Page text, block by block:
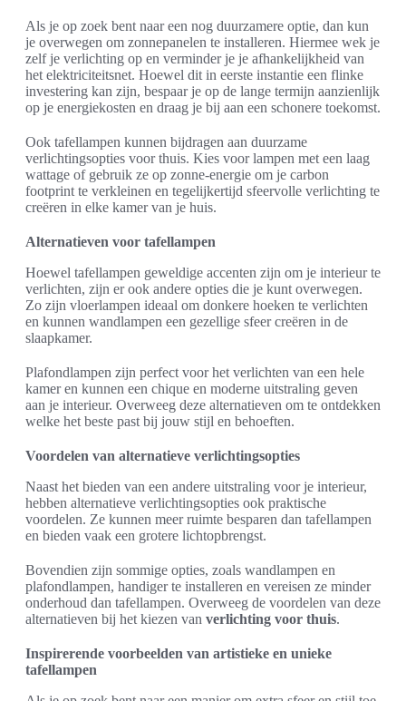
Als je op zoek bent naar een nog duurzamere optie, dan kun
je overwegen om zonnepanelen te installeren. Hiermee wek je
zelf je verlichting op en verminder je je afhankelijkheid van
het elektriciteitsnet. Hoewel dit in eerste instantie een flinke
investering kan zijn, bespaar je op de lange termijn aanzienlijk
op je energiekosten en draag je bij aan een schonere toekomst.
Ook tafellampen kunnen bijdragen aan duurzame
verlichtingsopties voor thuis. Kies voor lampen met een laag
wattage of gebruik ze op zonne-energie om je carbon
footprint te verkleinen en tegelijkertijd sfeervolle verlichting te
creëren in elke kamer van je huis.
Alternatieven voor tafellampen
Hoewel tafellampen geweldige accenten zijn om je interieur te
verlichten, zijn er ook andere opties die je kunt overwegen.
Zo zijn vloerlampen ideaal om donkere hoeken te verlichten
en kunnen wandlampen een gezellige sfeer creëren in de
slaapkamer.
Plafondlampen zijn perfect voor het verlichten van een hele
kamer en kunnen een chique en moderne uitstraling geven
aan je interieur. Overweeg deze alternatieven om te ontdekken
welke het beste past bij jouw stijl en behoeften.
Voordelen van alternatieve verlichtingsopties
Naast het bieden van een andere uitstraling voor je interieur,
hebben alternatieve verlichtingsopties ook praktische
voordelen. Ze kunnen meer ruimte besparen dan tafellampen
en bieden vaak een grotere lichtopbrengst.
Bovendien zijn sommige opties, zoals wandlampen en
plafondlampen, handiger te installeren en vereisen ze minder
onderhoud dan tafellampen. Overweeg de voordelen van deze
alternatieven bij het kiezen van verlichting voor thuis.
Inspirerende voorbeelden van artistieke en unieke
tafellampen